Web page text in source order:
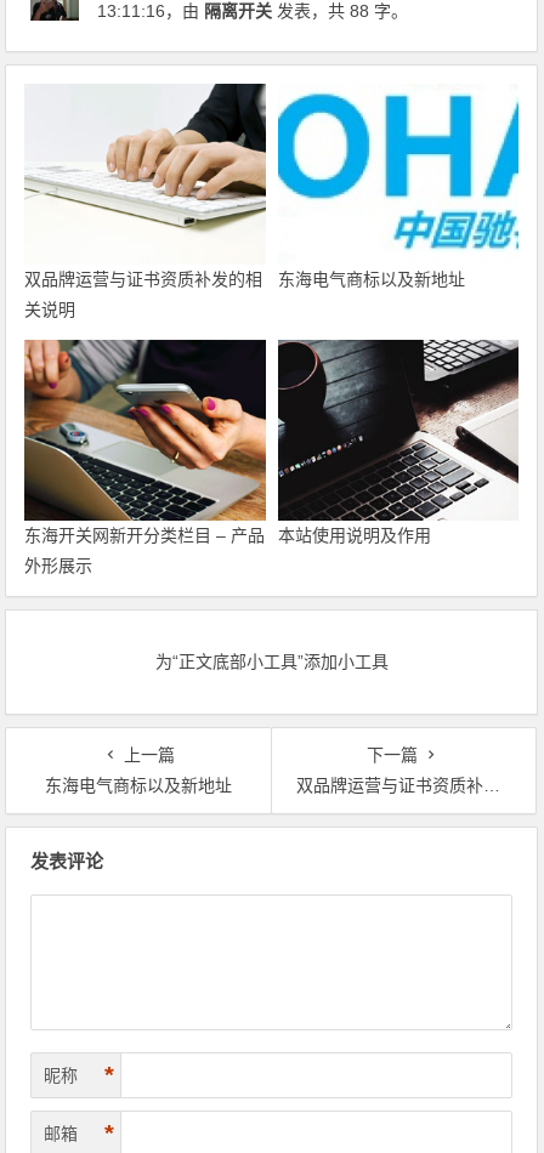
13:11:16，由 隔离开关 发表，共 88 字。
双品牌运营与证书资质补发的相
关说明
东海电气商标以及新地址
东海开关网新开分类栏目 – 产品
外形展示
本站使用说明及作用
为“正文底部小工具”添加小工具
上一篇
东海电气商标以及新地址
下一篇
双品牌运营与证书资质补发的相关说明
发表评论
昵称 *
邮箱 *